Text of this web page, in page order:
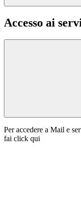
Accesso ai
Per accedere a Mail e
fai click qui